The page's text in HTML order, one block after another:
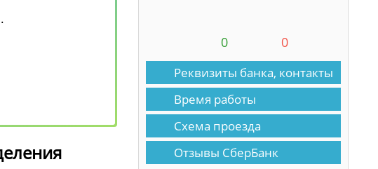
0 0
Реквизиты банка, контакты
Время работы
Схема проезда
Отзывы СберБанк